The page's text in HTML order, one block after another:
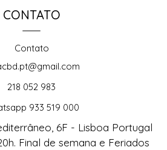
CONTATO
Contato
218 052 983
933 519 000
6F - Lisboa Portugal
Final de semana e Feriados